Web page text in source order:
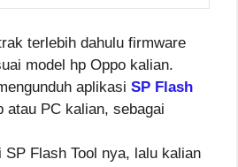
terlebih dahulu firmware
model hp Oppo kalian.
aplikasi SP Flash
atau PC kalian, sebagai
SP Flash Tool nya, lalu kalian